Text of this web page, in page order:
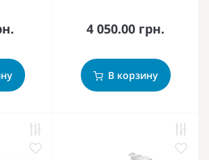
4 050.00 грн.
В корзину